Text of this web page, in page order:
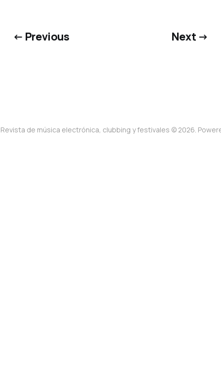
← Previous Next →
de música electrónica, clubbing y festivales © 2026.